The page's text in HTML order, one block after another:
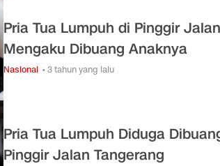
Pria Tua Lumpuh di Pinggir
Mengaku Dibuang Anaknya
Nasional • 3 tahun yang lalu
Pria Tua Lumpuh Diduga
Pinggir Jalan Tangerang